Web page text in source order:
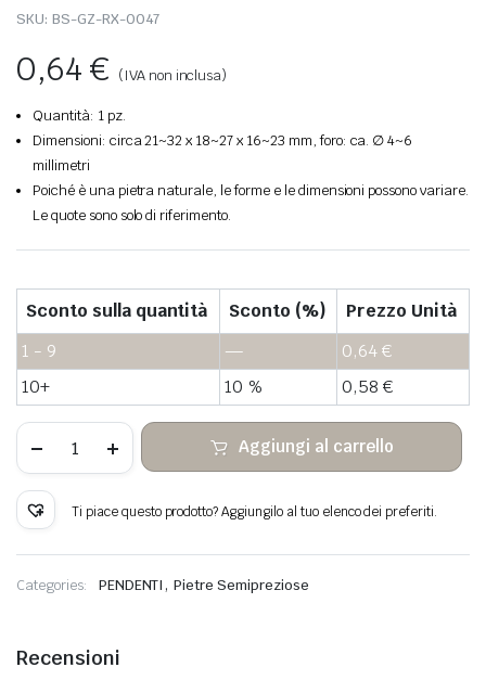
SKU: BS-GZ-RX-0047
0,64€ (IVA non inclusa)
Quantità: 1 pz.
Dimensioni: circa 21~32 x 18~27 x 16~23 mm, foro: ca. ∅ 4~6
millimetri
Poiché è una pietra naturale, le forme e le dimensioni possono variare.
Le quote sono solo di riferimento.
Sconto sulla quantità Sconto (%)
Prezzo Unità
1 - 9
— 0,64€
10+
10 % 0,58 €
dorada
colgante
piedra
alambre
cobre
envuelto
quantità
Aggiungi al carrello
Ti piace questo prodotto? Aggiungilo al tuo elenco dei preferiti.
Categories: PENDENTI ,Pietre Semipreziose
Recensioni